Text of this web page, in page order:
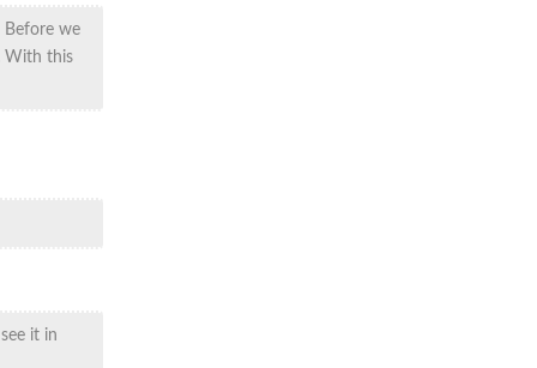
Before we
With this
it in